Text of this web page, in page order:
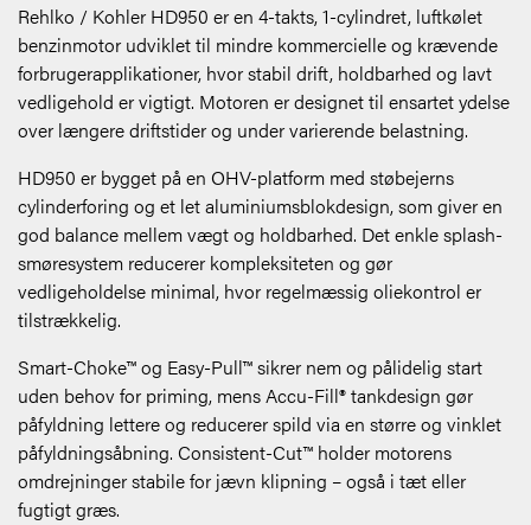
Rehlko / Kohler HD950 er en 4-takts, 1-cylindret, luftkølet
benzinmotor udviklet til mindre kommercielle og krævende
forbrugerapplikationer, hvor stabil drift, holdbarhed og lavt
vedligehold er vigtigt. Motoren er designet til ensartet ydelse
over længere driftstider og under varierende belastning.
HD950 er bygget på en OHV-platform med støbejerns
cylinderforing og et let aluminiumsblokdesign, som giver en
god balance mellem vægt og holdbarhed. Det enkle splash-
smøresystem reducerer kompleksiteten og gør
vedligeholdelse minimal, hvor regelmæssig oliekontrol er
tilstrækkelig.
Smart-Choke™ og Easy-Pull™ sikrer nem og pålidelig start
uden behov for priming, mens Accu-Fill® tankdesign gør
påfyldning lettere og reducerer spild via en større og vinklet
påfyldningsåbning. Consistent-Cut™ holder motorens
omdrejninger stabile for jævn klipning – også i tæt eller
fugtigt græs.